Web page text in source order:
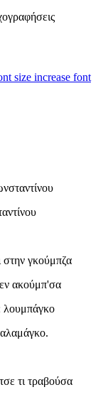
increase font
στην γκούμπζα
ακούμπ'σα
λουμπάγκο
τι τραβούσα